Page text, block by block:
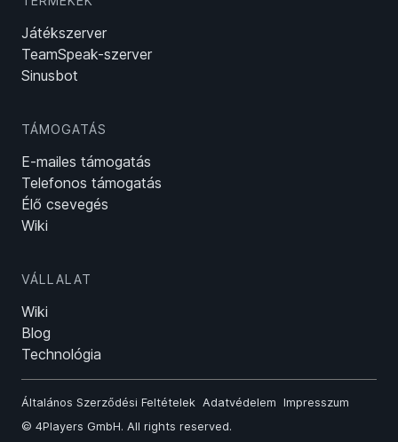
Játékszerver
TeamSpeak-szerver
Sinusbot
TÁMOGATÁS
E-mailes támogatás
Telefonos támogatás
Élő csevegés
Wiki
VÁLLALAT
Wiki
Blog
Technológia
© 4Players GmbH. All rights reserved.
Általános Szerződési Feltételek Adatvédelem Impresszum